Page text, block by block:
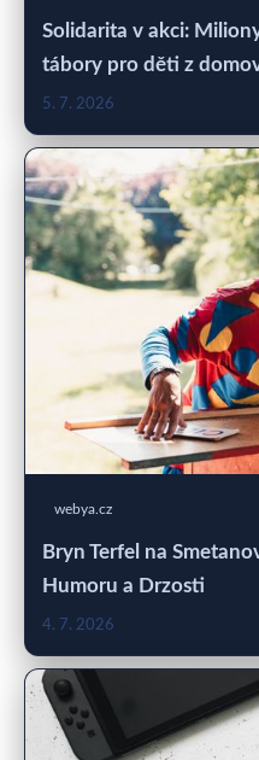
Solidarita v akci:
tábory pro děti z
5. 7. 2026
webya.cz
Bryn Terfel na
Humoru a Drzosti
4. 7. 2026